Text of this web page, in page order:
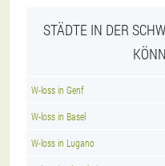
STÄDTE IN DER
W-loss in Genf
W-loss in Basel
W-loss in Lugano